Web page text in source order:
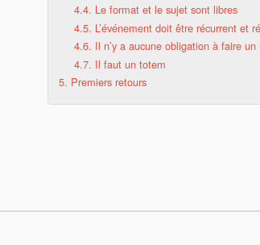
4.4. Le format et le sujet sont libres
4.5. L’événement doit être récurrent et
4.6. Il n’y a aucune obligation à faire un
4.7. Il faut un totem
5. Premiers retours